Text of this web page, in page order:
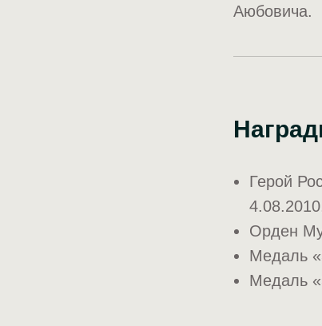
Аюбовича.
Герой
Орден
Медаль
Медаль